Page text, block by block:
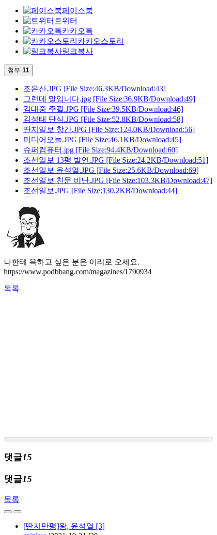
페이스북
트위터
카카오톡
카카오스토리
링크복사
첨부 11
조은산.JPG [File Size:46.3KB/Download:43]
그런데 말입니다.jpg [File Size:36.9KB/Download:49]
김대중 주필.JPG [File Size:39.5KB/Download:46]
김성태 단식.JPG [File Size:52.8KB/Download:58]
딴지일보 창간.JPG [File Size:124.0KB/Download:56]
미디어오늘.JPG [File Size:46.1KB/Download:45]
슈퍼컴퓨터.jpg [File Size:94.4KB/Download:60]
조선일보 13평 발언.JPG [File Size:24.2KB/Download:51]
조선일보 윤석열.JPG [File Size:25.6KB/Download:69]
조선일보 친문 비난.JPG [File Size:103.3KB/Download:47]
조선일보.JPG [File Size:130.2KB/Download:44]
나한테 욕하고 싶은 분은 이리로 오세요.
https://www.podbbang.com/magazines/1790934
목록
댓글15
댓글15
목록
[딴지만평]왕, 윤석열 [3]